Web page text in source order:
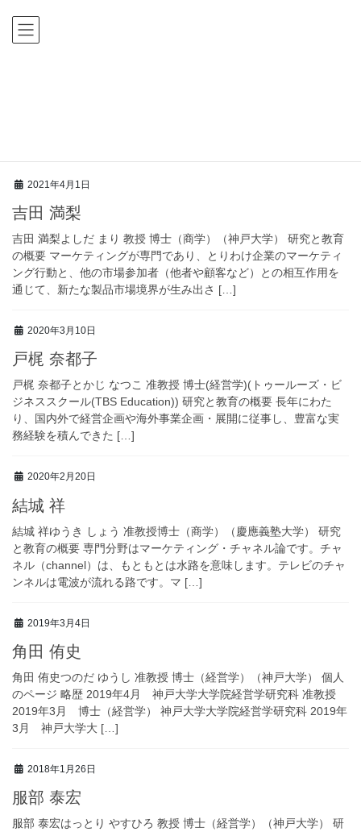
動
2021年4月1日
吉田 満梨
吉田 満梨よしだ まり 教授 博士（商学）（神戸大学） 研究と教育
の概要 マーケティングが専門であり、とりわけ企業のマーケティ
ング行動と、他の市場参加者（他者や顧客など）との相互作用を
通じて、新たな製品市場境界が生み出さ […]
2020年3月10日
戸梶 奈都子
戸梶 奈都子とかじ なつこ 准教授 博士(経営学)(トゥールーズ・ビ
ジネススクール(TBS Education)) 研究と教育の概要 長年にわた
り、国内外で経営企画や海外事業企画・展開に従事し、豊富な実
務経験を積んできた […]
2020年2月20日
結城 祥
結城 祥ゆうき しょう 准教授博士（商学）（慶應義塾大学） 研究
と教育の概要 専門分野はマーケティング・チャネル論です。チャ
ネル（channel）は、もともとは水路を意味します。テレビのチャ
ンネルは電波が流れる路です。マ […]
2019年3月4日
角田 侑史
角田 侑史つのだ ゆうし 准教授 博士（経営学）（神戸大学） 個人
のページ 略歴 2019年4月 神戸大学大学院経営学研究科 准教授
2019年3月 博士（経営学） 神戸大学大学院経営学研究科 2019年
3月 神戸大学大 […]
2018年1月26日
服部 泰宏
服部 泰宏はっとり やすひろ 教授 博士（経営学）（神戸大学） 研